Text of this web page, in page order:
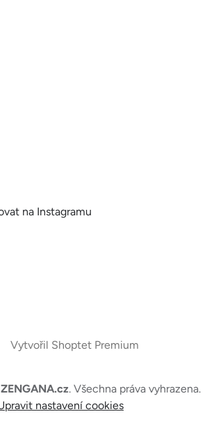
na Instagramu
Vytvořil Shoptet Premium
ZENGANA.cz. Všechna práva vyhrazena.
nastavení cookies